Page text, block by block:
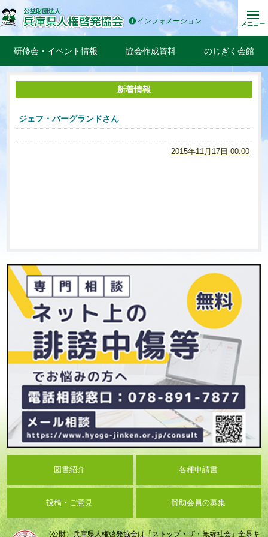
インフォメーション メニュー
研修会・イベント情報 協会作成資料 のじぎく会館
新着情報
ジェフ・バーグランドさん
2015年11月17日 00:00
図書紹介 各種申請書
投稿・ご意見 賛助会員の募集
(公財）兵庫県人権啓発協会は「ストップ・ザ・無縁社会」全県キ